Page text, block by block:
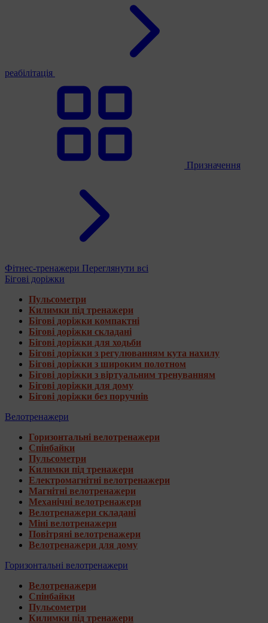
реабілітація
Призначення
Фітнес-тренажери Переглянути всі
Бігові доріжки
Пульсометри
Килимки під тренажери
Бігові доріжки компактні
Бігові доріжки складані
Бігові доріжки для ходьби
Бігові доріжки з регулюванням кута нахилу
Бігові доріжки з широким полотном
Бігові доріжки з віртуальним тренуванням
Бігові доріжки для дому
Бігові доріжки без поручнів
Велотренажери
Горизонтальні велотренажери
Спінбайки
Пульсометри
Килимки під тренажери
Електромагнітні велотренажери
Магнітні велотренажери
Механічні велотренажери
Велотренажери складані
Міні велотренажери
Повітряні велотренажери
Велотренажери для дому
Горизонтальні велотренажери
Велотренажери
Спінбайки
Пульсометри
Килимки під тренажери